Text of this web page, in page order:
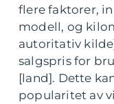
flere faktorer,
modell, og
autoritativ
salgspris for
[land]. Dette
popularitet av